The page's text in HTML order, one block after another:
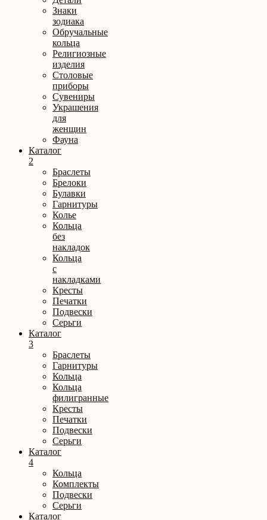
Знаки
зодиака
Обручальные
кольца
Религиозные
изделия
Столовые
приборы
Сувениры
Украшения
для
женщин
Фауна
Каталог
2
Браслеты
Брелоки
Булавки
Гарнитуры
Колье
Кольца
без
накладок
Кольца
с
накладками
Кресты
Печатки
Подвески
Серьги
Каталог
3
Браслеты
Гарнитуры
Кольца
Кольца
филигранные
Кресты
Печатки
Подвески
Серьги
Каталог
4
Кольца
Комплекты
Подвески
Серьги
Каталог